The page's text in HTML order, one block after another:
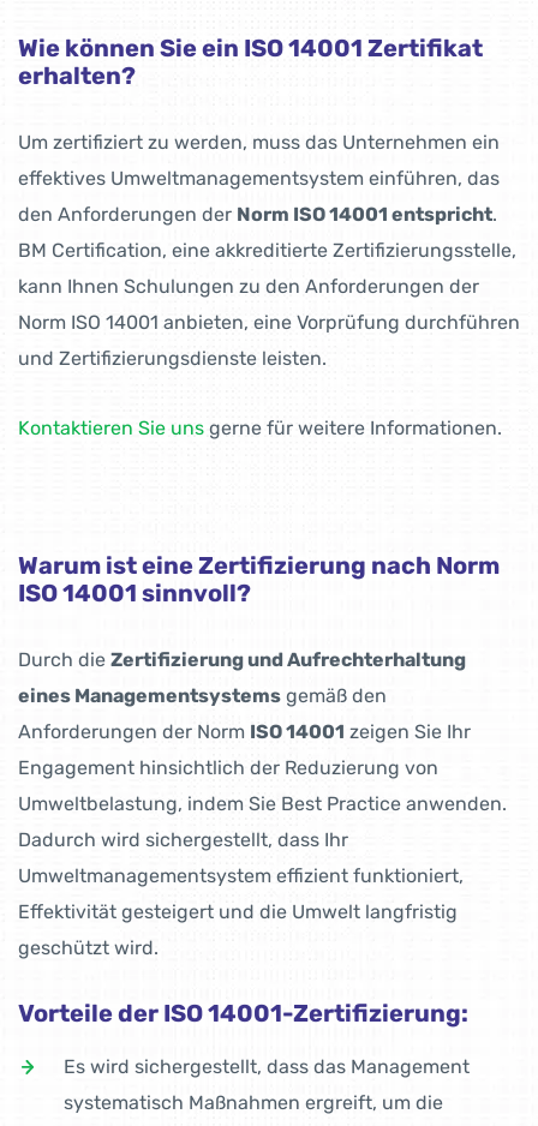
Wie können Sie ein ISO 14001 Zertifikat
erhalten?
Um zertifiziert zu werden, muss das Unternehmen ein
effektives Umweltmanage­mentsystem einführen, das
den Anforderungen der Norm ISO 14001 entspricht.
BM Certification, eine akkreditierte Zertifizierungsstelle,
kann Ihnen Schulungen zu den Anforderungen der
Norm ISO 14001 anbieten, eine Vorprüfung durchführen
und Zertifizierungsdienste leisten.
Kontaktieren Sie uns gerne für weitere Informationen.
Warum ist eine Zertifizierung nach Norm
ISO 14001 sinnvoll?
Durch die Zertifizierung und Aufrechterhaltung
eines Managementsystems gemäß den
Anforderungen der Norm ISO 14001 zeigen Sie Ihr
Engagement hinsichtlich der Reduzierung von
Umweltbelastung, indem Sie Best Practice anwenden.
Dadurch wird sichergestellt, dass Ihr
Umweltmanagementsystem effizient funktioniert,
Effektivität gesteigert und die Umwelt langfristig
geschützt wird.
Vorteile der ISO 14001-Zertifizierung:
Es wird sichergestellt, dass das Management
systematisch Maßnahmen ergreift, um die